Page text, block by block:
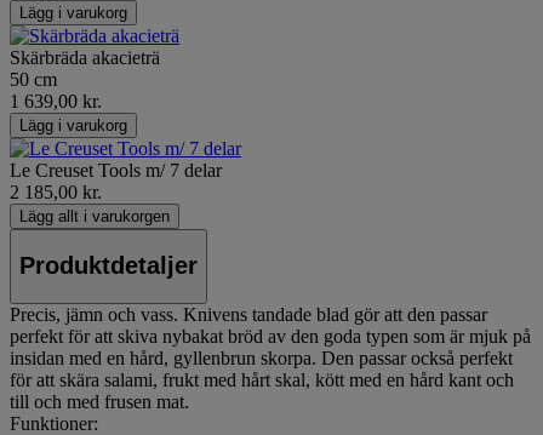
Lägg i varukorg
Skärbräda akacieträ
50 cm
1 639,00 kr.
Lägg i varukorg
Le Creuset Tools m/ 7 delar
2 185,00 kr.
Lägg allt i varukorgen
Produktdetaljer
Precis, jämn och vass. Knivens tandade blad gör att den passar
perfekt för att skiva nybakat bröd av den goda typen som är mjuk på
insidan med en hård, gyllenbrun skorpa. Den passar också perfekt
för att skära salami, frukt med hårt skal, kött med en hård kant och
till och med frusen mat.
Funktioner: